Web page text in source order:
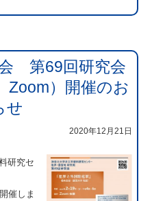
第69回研究会
Zoom）開催のお
せ
2020年12月21日
研究セ
催しま